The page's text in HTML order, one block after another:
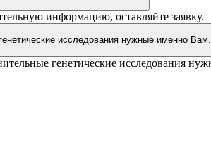
исследования нужные именно Вам.